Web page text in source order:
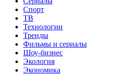
Спорт
ТВ
Технологии
Тренды
Фильмы и сериалы
Шоу-бизнес
Экология
Экономика